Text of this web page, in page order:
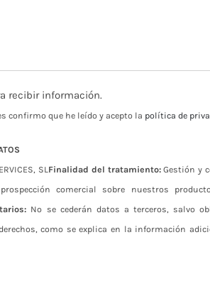
recibir información.
confirmo que he leído y acepto la política de
SLFinalidad del tratamiento:Gestión y
comercial sobre nuestros
No se cederán datos a terceros, salvo
como se explica en la información